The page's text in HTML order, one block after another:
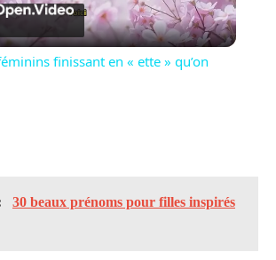
Video
finissant en « ette » qu’on
30 beaux prénoms pour filles inspirés